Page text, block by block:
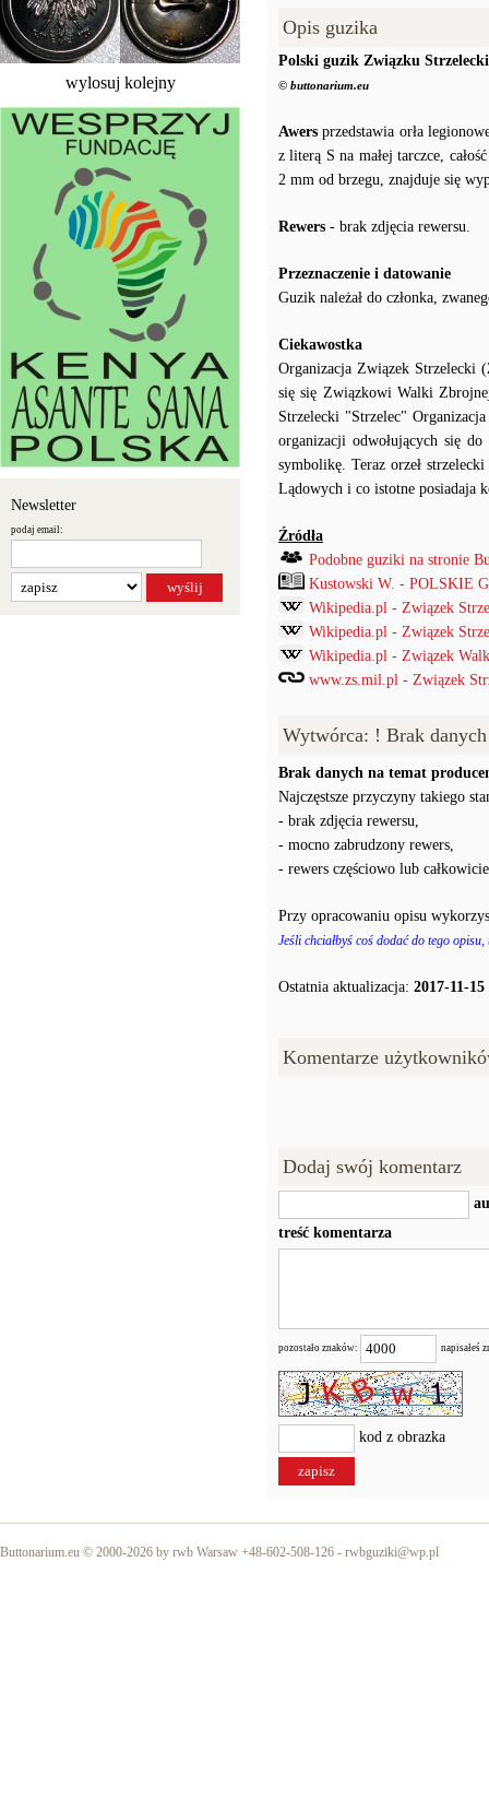
wylosuj kolejny
Newsletter
podaj email:
Opis guzika
Polski guzik Związku
© buttonarium.eu
Awers przedstawia orła
z literą S na małej tarczce,
2 mm od brzegu, znajduje się
Rewers - brak zdjęcia rewersu.
Przeznaczenie i datowanie
Guzik należał do członka,
Ciekawostka
Organizacja Związek Strzelecki
się się Związkowi Walki
Strzelecki "Strzelec"
organizacji odwołujących się
symbolikę. Teraz orzeł
Lądowych i co istotne posiadaja
Źródła
Podobne guziki na stronie
Kustowski W. - POLSKIE
Wikipedia.pl - Związek
Wikipedia.pl - Związek
Wikipedia.pl - Związek
www.zs.mil.pl - Związek
Wytwórca: ! Brak danych
Brak danych na temat
Najczęstsze przyczyny takiego
- brak zdjęcia rewersu,
- mocno zabrudzony rewers,
- rewers częściowo lub
Przy opracowaniu opisu
Jeśli chciałbyś coś dodać do tego
Ostatnia aktualizacja: 2017-11-15
Komentarze
Dodaj swój komentarz
treść komentarza
pozostało znaków: napisałeś
kod z obrazka
Buttonarium.eu © 2000-2026 by rwb Warsaw +48-602-508-126 - rwbguziki@wp.pl